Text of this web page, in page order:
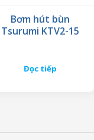
Bơm hút bùn
Tsurumi KTV2-15
Đọc tiếp